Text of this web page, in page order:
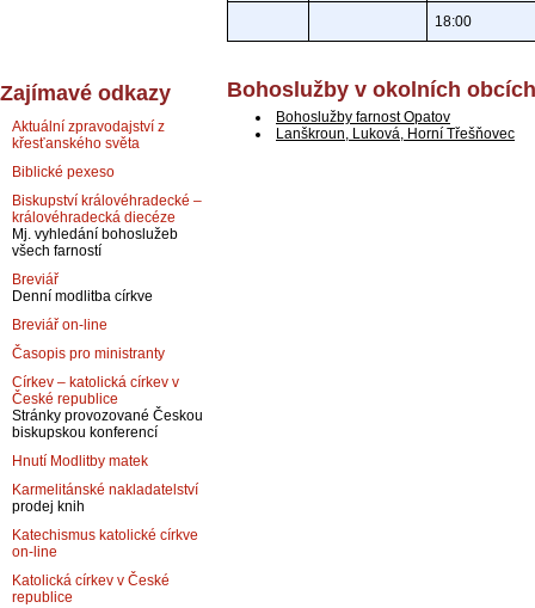
18:00
Bohoslužby v okolních obcích
Bohoslužby farnost Opatov
Lanškroun, Luková, Horní Třešňovec
Zajímavé odkazy
Aktuální zpravodajství z
křesťanského světa
Biblické pexeso
Biskupství královéhradecké –
královéhradecká diecéze
Mj. vyhledání bohoslužeb
všech farností
Breviář
Denní modlitba církve
Breviář on-line
Časopis pro ministranty
Církev – katolická církev v
České republice
Stránky provozované Českou
biskupskou konferencí
Hnutí Modlitby matek
Karmelitánské nakladatelství
prodej knih
Katechismus katolické církve
on-line
Katolická církev v České
republice